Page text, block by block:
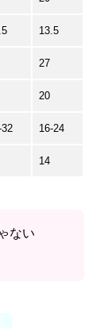
13.5
27
20
32 16-24
14
ない